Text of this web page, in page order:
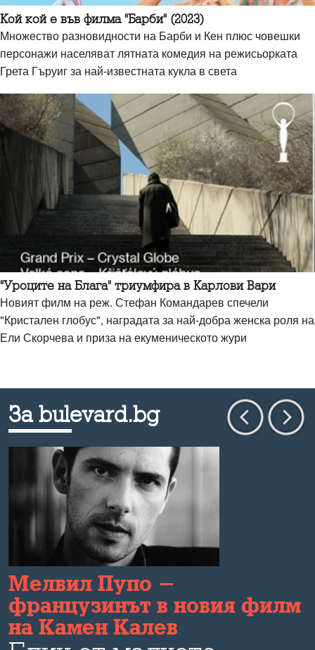
Кой кой е във филма "Барби" (2023)
Множество разновидности на Барби и Кен плюс човешки
персонажи населяват лятната комедия на режисьорката
Грета Гъруиг за най-известната кукла в света
"Уроците на Блага" триумфира в Карлови Вари
Новият филм на реж. Стефан Командарев спечели
"Кристален глобус", наградата за най-добра женска роля на
Ели Скорчева и приза на екуменическото жури
За bulevard.bg
Мелвил Пупо -
французинът в новия филм
на Камен Калев